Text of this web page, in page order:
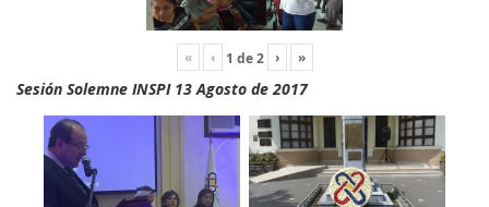
« ‹ 1 de2 › »
Sesión Solemne INSPI 13 Agosto de 2017